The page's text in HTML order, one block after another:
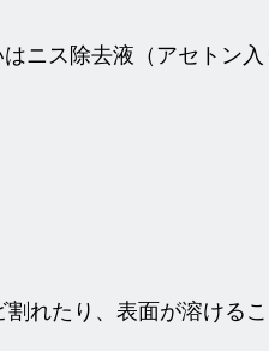
ニス除去液（アセトン
れたり、表面が溶けるこ